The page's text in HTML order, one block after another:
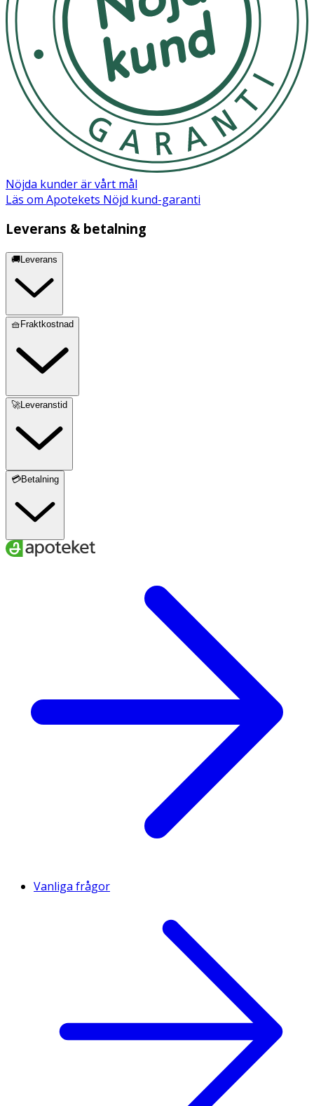
Nöjda kunder är vårt mål
Läs om Apotekets Nöjd kund-garanti
Leverans & betalning
🚚Leverans
🧺Fraktkostnad
🚀Leveranstid
💳Betalning
Vanliga frågor